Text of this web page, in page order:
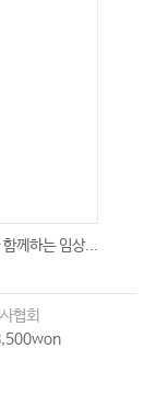
께하는 임상...
협회